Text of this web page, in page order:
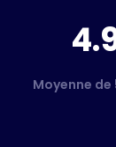
Moyenne de